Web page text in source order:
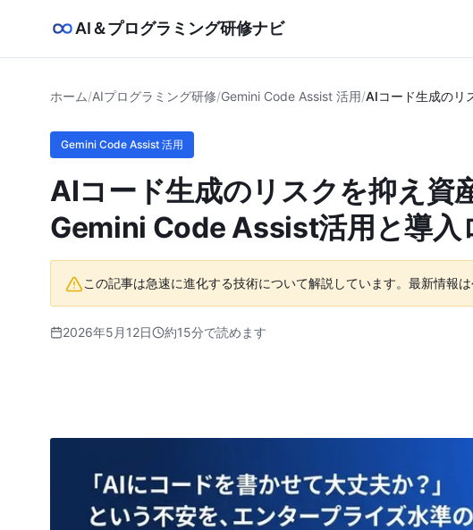
AI＆プログラミング研修ナビ
ホーム/AIプログラミング研修/Gemini Code Assist 活用/AIコード生成のリ
Gemini Code Assist 活用
AIコード生成のリスクを抑え資
Gemini Code Assist活用と導入
この記事は急速に進化する技術について解説しています。最新情報
2026年5月12日 約15分で読めます